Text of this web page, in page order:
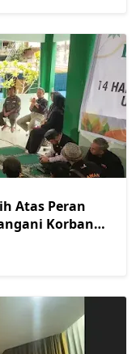
Atas Peran
Korban